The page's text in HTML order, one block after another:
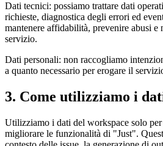
Dati tecnici: possiamo trattare dati
richieste, diagnostica degli errori ed
mantenere affidabilità, prevenire abusi
servizio.
Dati personali: non raccogliamo
a quanto necessario per erogare il
3. Come utilizziamo i
Utilizziamo i dati del workspace solo per
migliorare le funzionalità di "Just".